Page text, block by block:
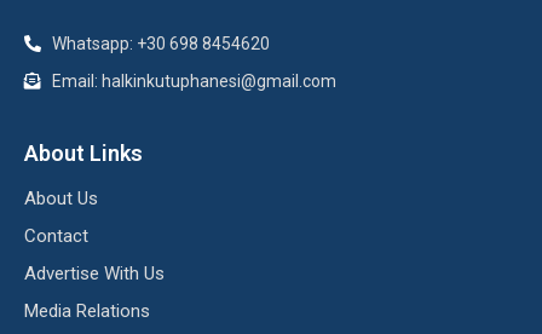
Whatsapp: +30 698 8454620
Email: halkinkutuphanesi@gmail.com
About Links
About Us
Contact
Advertise With Us
Media Relations